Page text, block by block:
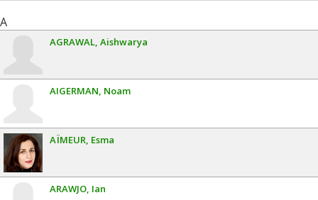
A
AGRAWAL Aishwarya
AIGERMAN Noam
AÏMEUR Esma
ARAWJO Ian